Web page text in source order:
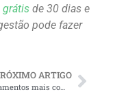
grátis de 30 dias e
pode fazer
ARTIGO
Os 2 Treinamentos mais completos e de GRAÇA para a Black Friday que você precisa assistir